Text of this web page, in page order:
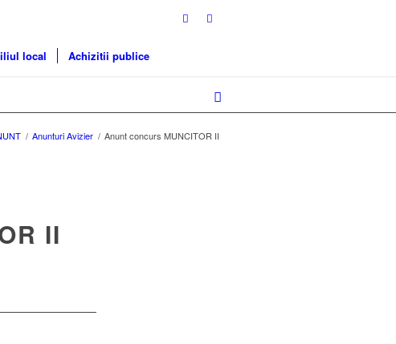
local Achizitii publice
/ Anunturi Avizier / Anunt concurs MUNCITOR II
II